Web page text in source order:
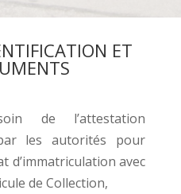
ET
de l’attestation
les autorités pour
d’immatriculation avec
de Collection,